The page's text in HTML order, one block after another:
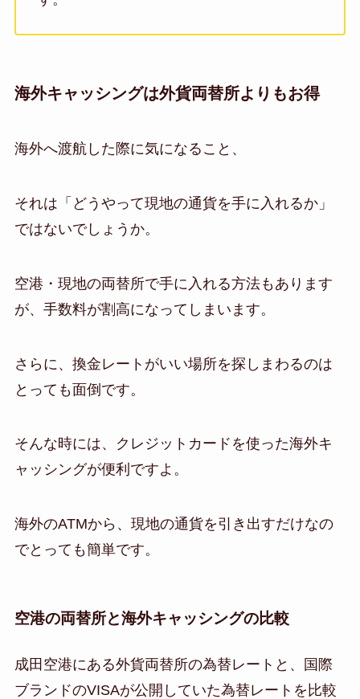
海外キャッシングは外貨両替所よりもお得
海外へ渡航した際に気になること、
それは「どうやって現地の通貨を手に入れるか」
ではないでしょうか。
空港・現地の両替所で手に入れる方法もあります
が、手数料が割高になってしまいます。
さらに、換金レートがいい場所を探しまわるのは
とっても面倒です。
そんな時には、クレジットカードを使った海外キ
ャッシングが便利ですよ。
海外のATMから、現地の通貨を引き出すだけなの
でとっても簡単です。
空港の両替所と海外キャッシングの比較
成田空港にある外貨両替所の為替レートと、国際
ブランドのVISAが公開していた為替レートを比較